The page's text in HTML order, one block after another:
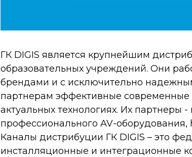
ГК DIGIS является крупнейшим
образовательных учреждений. Они
брендами и с исключительно
партнерам эффективные
актуальных технологиях. Их
профессионального AV-
Каналы дистрибуции ГК DIGIS – это
инсталляционные и интеграционные